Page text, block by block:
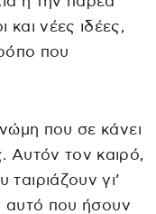
νέες ιδέες,
που
που σε κάνει
Αυτόν τον καιρό,
γι’
αυτό που ήσουν